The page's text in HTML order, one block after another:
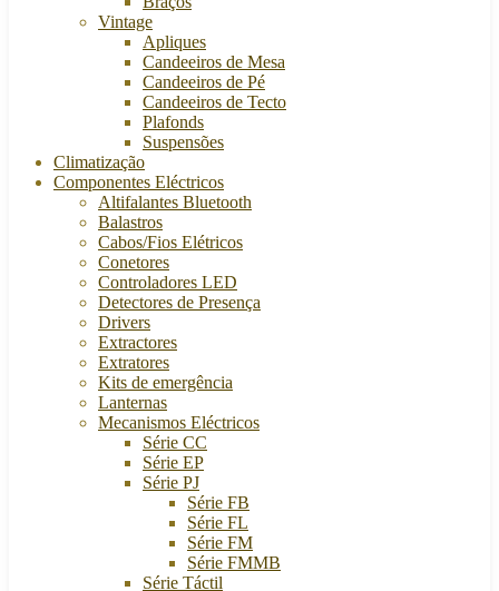
Vintage
Apliques
Candeeiros de Mesa
Candeeiros de Pé
Candeeiros de Tecto
Plafonds
Suspensões
Climatização
Componentes Eléctricos
Altifalantes Bluetooth
Balastros
Cabos/Fios Elétricos
Conetores
Controladores LED
Detectores de Presença
Drivers
Extractores
Extratores
Kits de emergência
Lanternas
Mecanismos Eléctricos
Série CC
Série EP
Série PJ
Série FB
Série FL
Série FM
Série FMMB
Série Táctil